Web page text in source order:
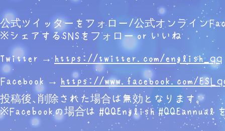
公式ツイッターをフォロー/公式オンライン
※シェアするSNSをフォロー or いいね
Twitter → https://twitter.com/english_qq
Facebook → https://www.facebook.com/
投稿後、削除された場合は無効となります。
※Facebookの場合は #QQEnglish #QQEannual